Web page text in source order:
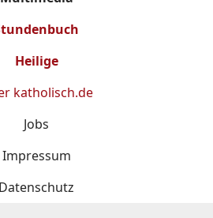
Heilige
katholisch.de
Jobs
Impressum
Datenschutz